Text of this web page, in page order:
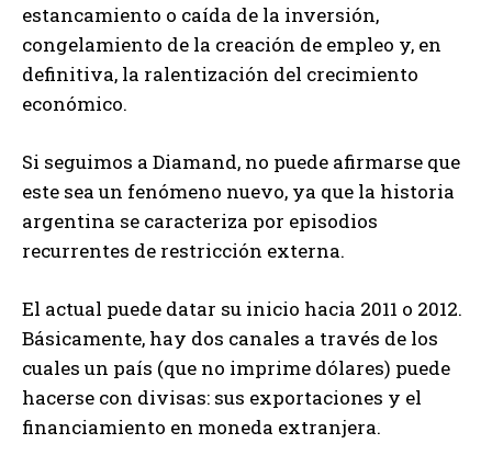
estancamiento o caída de la inversión,
congelamiento de la creación de empleo y, en
definitiva, la ralentización del crecimiento
económico.
Si seguimos a Diamand, no puede afirmarse que
este sea un fenómeno nuevo, ya que la historia
argentina se caracteriza por episodios
recurrentes de restricción externa.
El actual puede datar su inicio hacia 2011 o 2012.
Básicamente, hay dos canales a través de los
cuales un país (que no imprime dólares) puede
hacerse con divisas: sus exportaciones y el
financiamiento en moneda extranjera.